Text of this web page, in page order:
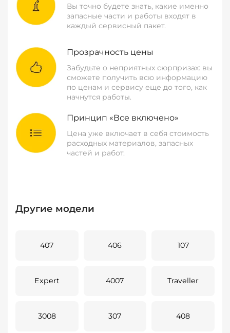
Вы точно будете знать, какие именно
запасные части и работы входят в
каждый сервисный пакет.
Прозрачность цены
Забудьте о неприятных сюрпризах: вы
сможете получить всю информацию
по ценам и сервису еще до того, как
начнутся работы.
Принцип «Все включено»
Цена уже включает в себя стоимость
расходных материалов, запасных
частей и работ.
Другие модели
407 406 107
Expert 4007 Traveller
3008 307 408